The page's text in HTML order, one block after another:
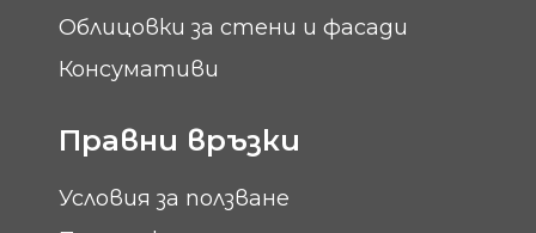
Облицовки за стени и фасади
Консумативи
Правни връзки
Условия за ползване